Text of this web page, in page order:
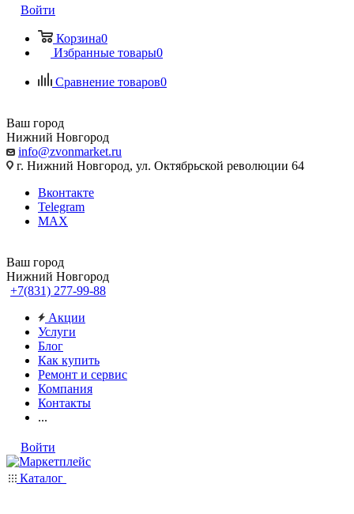
Войти
Корзина0
Избранные товары0
Сравнение товаров0
Ваш город
Нижний Новгород
info@zvonmarket.ru
г. Нижний Новгород, ул. Октябрьской революции 64
Вконтакте
Telegram
MAX
Ваш город
Нижний Новгород
+7(831) 277-99-88
Акции
Услуги
Блог
Как купить
Ремонт и сервис
Компания
Контакты
...
Войти
Каталог